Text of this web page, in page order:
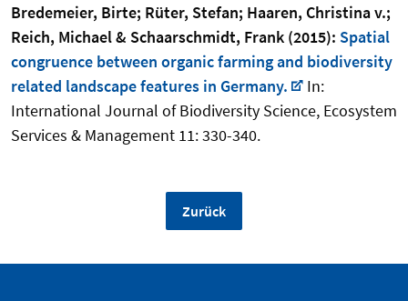
Bredemeier, Birte; Rüter, Stefan; Haaren, Christina v.;
Reich, Michael & Schaarschmidt, Frank (2015): Spatial
congruence between organic farming and biodiversity
related landscape features in Germany.
In:
International Journal of Biodiversity Science, Ecosystem
Services & Management 11: 330-340.
Zurück